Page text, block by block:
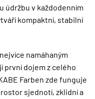
údržbu v každodenním
kompaktní, stabilní
namáhaným
první dojem z celého
Farben zde funguje
sjednotí, zklidní a